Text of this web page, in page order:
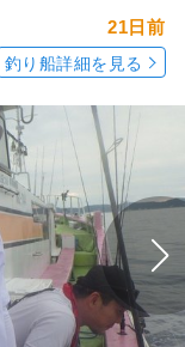
21日前
釣り船詳細を見る